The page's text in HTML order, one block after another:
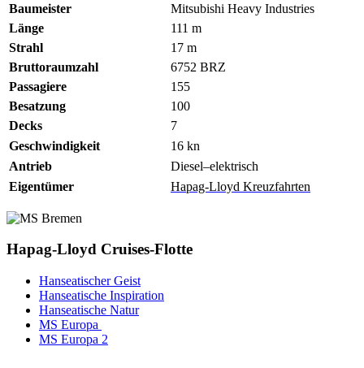
Baumeister
Mitsubishi Heavy Industries
Länge
111 m
Strahl
17 m
Bruttoraumzahl
6752 BRZ
Passagiere
155
Besatzung
100
Decks
7
Geschwindigkeit
16 kn
Antrieb
Diesel–elektrisch
Eigentümer
Hapag-Lloyd Kreuzfahrten
Hapag-Lloyd Cruises-Flotte
Hanseatischer Geist
Hanseatische Inspiration
Hanseatische Natur
MS Europa
MS Europa 2